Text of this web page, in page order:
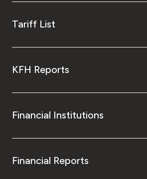
Tariff List
KFH Reports
Financial Institutions
Financial Reports